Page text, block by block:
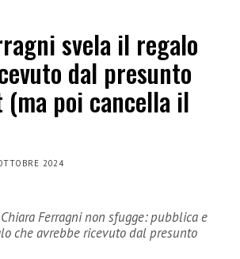
svela il regalo
dal presunto
poi cancella il
2024
Ferragni non sfugge: pubblica e
che avrebbe ricevuto dal presunto